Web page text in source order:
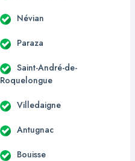
Névian
Paraza
Saint-André-de-
Roquelongue
Villedaigne
Antugnac
Bouisse